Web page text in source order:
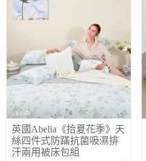
英國Abelia《拾夏花季》天
絲四件式防蹣抗菌吸濕排
汗兩用被床包組